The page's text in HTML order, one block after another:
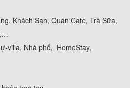
Khách Sạn, Quán Cafe, Trà Sữa,
villa, Nhà phố, HomeStay,